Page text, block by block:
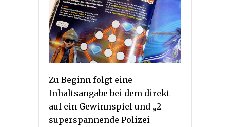
Zu Beginn folgt eine
Inhaltsangabe bei dem direkt
auf ein Gewinnspiel und „2
superspannende Polizei-